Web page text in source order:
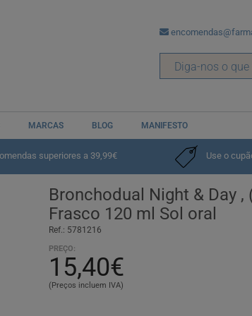
MARCAS BLOG MANIFESTO
superiores a 39,99€ Use o
Gripe e Constipações
Garganta
Bronchodual Night & Day
Frasco 120 ml Sol oral
Ref.: 5781216
PREÇO:
15,40€
(Preços incluem IVA)